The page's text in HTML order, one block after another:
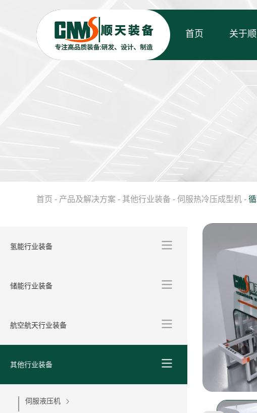
首页 关于
首页 - 产品及解决方案 - 其他行业装备 - 伺服热冷压成型机 -
氢能行业装备
储能行业装备
航空航天行业装备
其他行业装备
伺服液压机